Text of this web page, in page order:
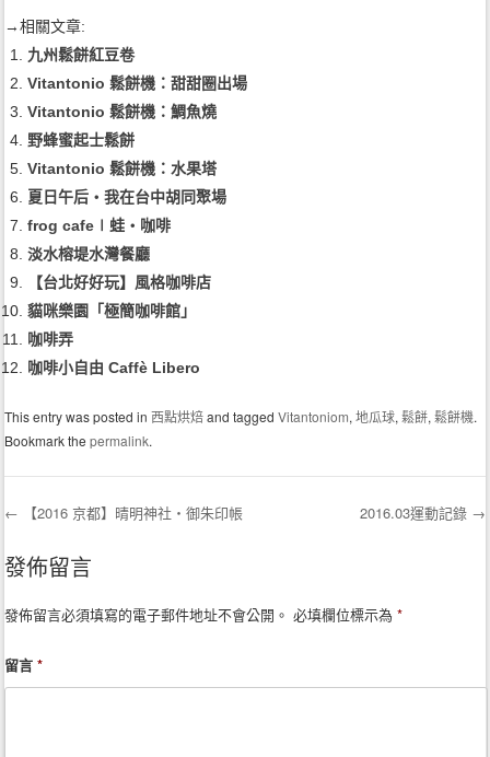
→相關文章:
九州鬆餅紅豆卷
Vitantonio 鬆餅機：甜甜圈出場
Vitantonio 鬆餅機：鯛魚燒
野蜂蜜起士鬆餅
Vitantonio 鬆餅機：水果塔
夏日午后‧我在台中胡同聚場
frog cafe∣蛙‧咖啡
淡水榕堤水灣餐廳
【台北好好玩】風格咖啡店
貓咪樂園「極簡咖啡館」
咖啡弄
咖啡小自由 Caffè Libero
This entry was posted in西點烘焙and taggedVitantoniom,地瓜球,鬆餅,鬆餅機.
Bookmark thepermalink.
Post navigation
← 【2016 京都】晴明神社・御朱印帳 2016.03運動記錄 →
發佈留言
發佈留言必須填寫的電子郵件地址不會公開。 必填欄位標示為*
留言*